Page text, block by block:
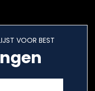
VOOR BEST